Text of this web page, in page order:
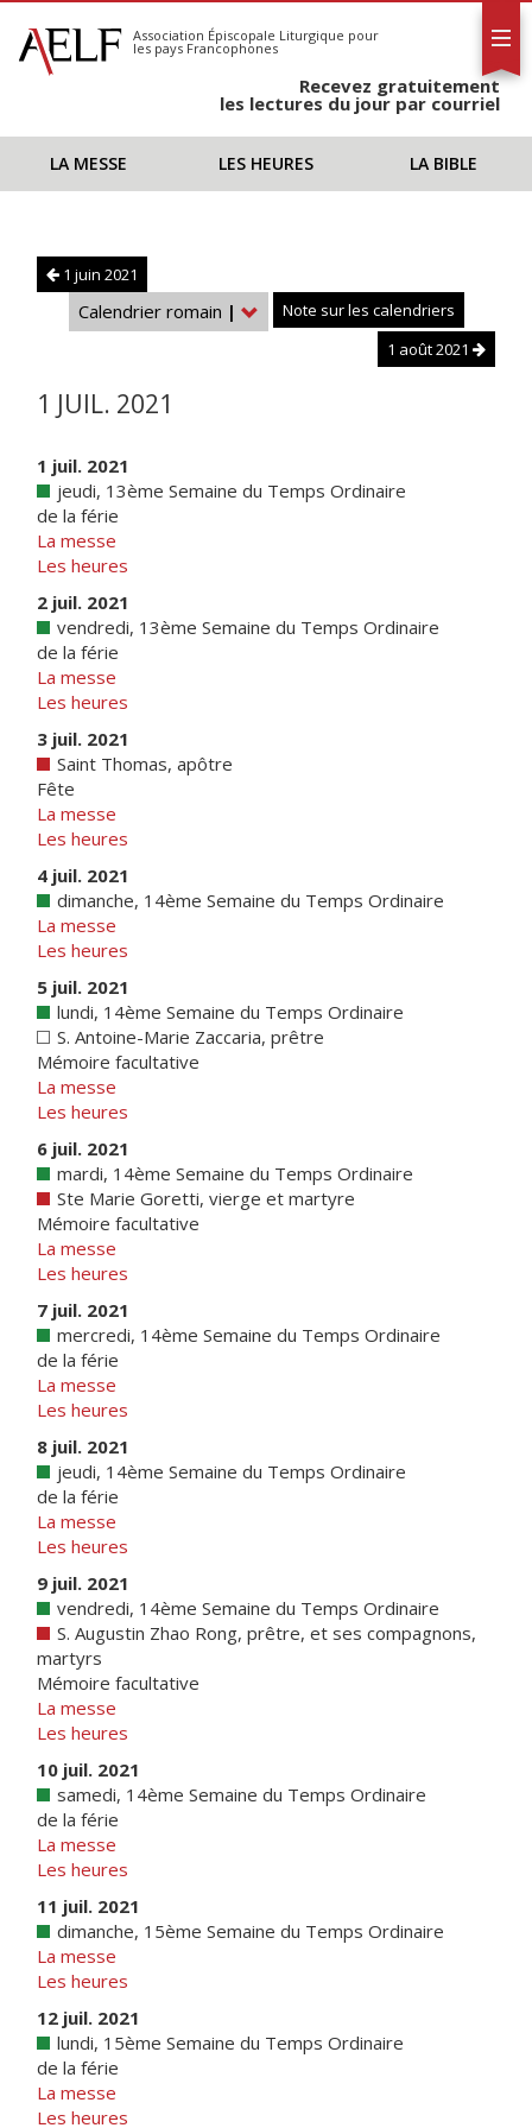
S'abonner
Calendrier
Association Épiscopale Liturgique pour
les pays Francophones
Recevez gratuitement
les lectures du jour par courriel
LA MESSE LES HEURES LA BIBLE
1 juin 2021
Calendrier romain |
Note sur les calendriers
1 août 2021
1 JUIL. 2021
1 juil. 2021
jeudi, 13ème Semaine du Temps Ordinaire
de la férie
La messe
Les heures
2 juil. 2021
vendredi, 13ème Semaine du Temps Ordinaire
de la férie
La messe
Les heures
3 juil. 2021
Saint Thomas, apôtre
Fête
La messe
Les heures
4 juil. 2021
dimanche, 14ème Semaine du Temps Ordinaire
La messe
Les heures
5 juil. 2021
lundi, 14ème Semaine du Temps Ordinaire
S. Antoine-Marie Zaccaria, prêtre
Mémoire facultative
La messe
Les heures
6 juil. 2021
mardi, 14ème Semaine du Temps Ordinaire
Ste Marie Goretti, vierge et martyre
Mémoire facultative
La messe
Les heures
7 juil. 2021
mercredi, 14ème Semaine du Temps Ordinaire
de la férie
La messe
Les heures
8 juil. 2021
jeudi, 14ème Semaine du Temps Ordinaire
de la férie
La messe
Les heures
9 juil. 2021
vendredi, 14ème Semaine du Temps Ordinaire
S. Augustin Zhao Rong, prêtre, et ses compagnons,
martyrs
Mémoire facultative
La messe
Les heures
10 juil. 2021
samedi, 14ème Semaine du Temps Ordinaire
de la férie
La messe
Les heures
11 juil. 2021
dimanche, 15ème Semaine du Temps Ordinaire
La messe
Les heures
12 juil. 2021
lundi, 15ème Semaine du Temps Ordinaire
de la férie
La messe
Les heures